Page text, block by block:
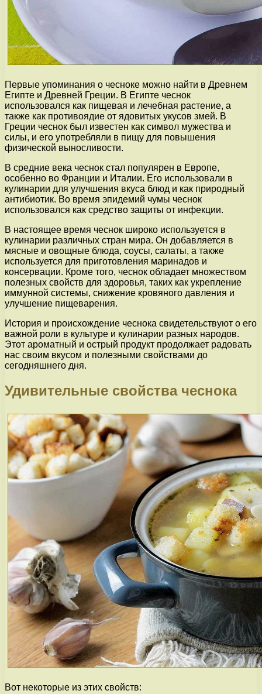
Первые упоминания о чесноке можно найти в Древнем
Египте и Древней Греции. В Египте чеснок
использовался как пищевая и лечебная растение, а
также как противоядие от ядовитых укусов змей. В
Греции чеснок был известен как символ мужества и
силы, и его употребляли в пищу для повышения
физической выносливости.
В средние века чеснок стал популярен в Европе,
особенно во Франции и Италии. Его использовали в
кулинарии для улучшения вкуса блюд и как природный
антибиотик. Во время эпидемий чумы чеснок
использовался как средство защиты от инфекции.
В настоящее время чеснок широко используется в
кулинарии различных стран мира. Он добавляется в
мясные и овощные блюда, соусы, салаты, а также
используется для приготовления маринадов и
консервации. Кроме того, чеснок обладает множеством
полезных свойств для здоровья, таких как укрепление
иммунной системы, снижение кровяного давления и
улучшение пищеварения.
История и происхождение чеснока свидетельствуют о его
важной роли в культуре и кулинарии разных народов.
Этот ароматный и острый продукт продолжает радовать
нас своим вкусом и полезными свойствами до
сегодняшнего дня.
Удивительные свойства чеснока
Вот некоторые из этих свойств: